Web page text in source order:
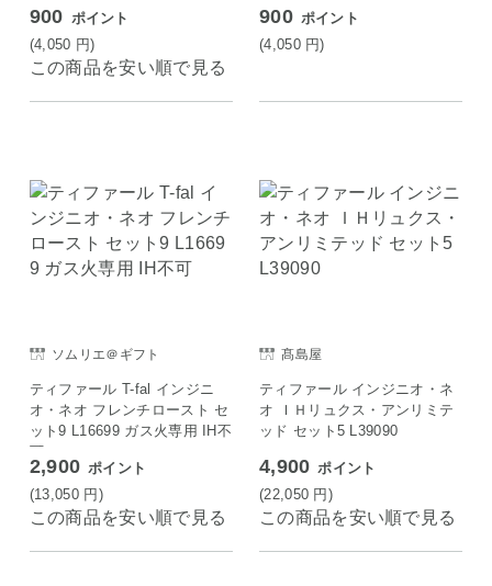
900 ポイント
(4,050 円)
この商品を安い順で見る
900 ポイント
(4,050 円)
ソムリエ＠ギフト
ティファール T-fal インジニ
オ・ネオ フレンチロースト セ
ット9 L16699 ガス火専用 IH不
可
2,900 ポイント
(13,050 円)
この商品を安い順で見る
髙島屋
ティファール インジニオ・ネ
オ ＩＨリュクス・アンリミテ
ッド セット5 L39090
4,900 ポイント
(22,050 円)
この商品を安い順で見る